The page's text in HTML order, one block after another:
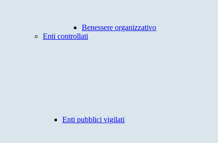
Benessere organizzativo
Enti controllati
Enti pubblici vigilati